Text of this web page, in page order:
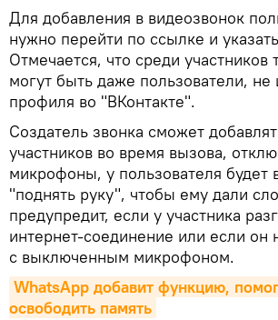
Для добавления в видеозвонок
нужно перейти по ссылке и
Отмечается, что среди участников
могут быть даже пользователи,
профиля во "ВКонтакте".
Создатель звонка сможет
участников во время вызова,
микрофоны, у пользователя будет
"поднять руку", чтобы ему дали
предупредит, если у участника
интернет-соединение или если он
с выключенным микрофоном.
WhatsApp добавит функцию,
освободить память